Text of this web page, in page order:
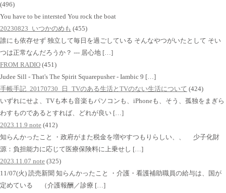
(496)
You have to be intersted You rock the boat
20230823_いつかのめも (455)
誰にも依存せず 独立して毎日を過ごしている そんなやつがいたとして そい
つは正常なんだろうか？ --- 居心地 […]
FROM RADIO (451)
Judee Sill - That's The Spirit Squarepusher - Iambic 9 […]
手帳手記_20170730_日_TVのある生活とTVのない生活について (424)
いずれにせよ、TVも本も音楽もパソコンも、iPhoneも、そう、孤独をまぎら
わすものであるとすれば、どれが良い […]
2023.11.9 note (412)
知らんかったこと ・政府がまた税金を増やすつもりらしい、、 少子化財
源：負担能力に応じて医療保険料に上乗せし […]
2023.11.07 note (325)
11/07(火) 読売新聞 知らんかったこと ・介護・看護補助職員の給与は、国が
定めている （介護報酬／診療 […]